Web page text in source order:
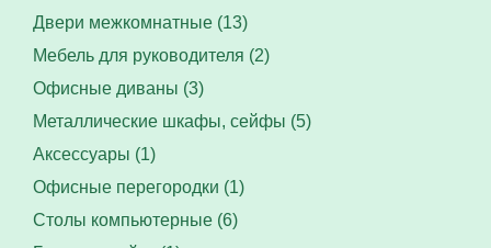
Двери межкомнатные (13)
Мебель для руководителя (2)
Офисные диваны (3)
Металлические шкафы, сейфы (5)
Аксессуары (1)
Офисные перегородки (1)
Столы компьютерные (6)